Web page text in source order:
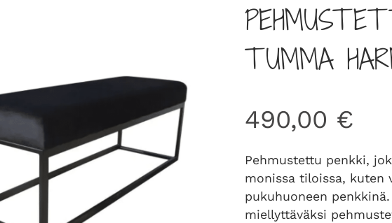
TUMMA
490,00 €
Pehmustettu penkki,
monissa tiloissa, kuten
pukuhuoneen
miellyttäväksi